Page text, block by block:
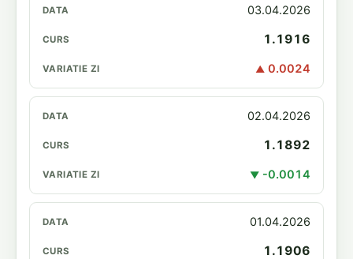
03.04.2026
1.1916
▲ 0.0024
02.04.2026
1.1892
▼ -0.0014
01.04.2026
1.1906